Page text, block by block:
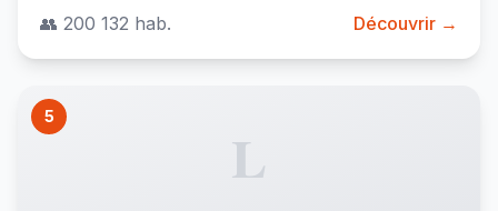
👥 200 132 hab. Découvrir →
5
L